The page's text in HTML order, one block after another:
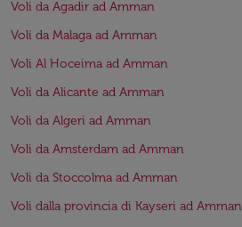
Voli da Agadir ad Amman
Voli da Malaga ad Amman
Voli Al Hoceima ad Amman
Voli da Alicante ad Amman
Voli da Algeri ad Amman
Voli da Amsterdam ad Amman
Voli da Stoccolma ad Amman
Voli dalla provincia di Kayseri ad Amman